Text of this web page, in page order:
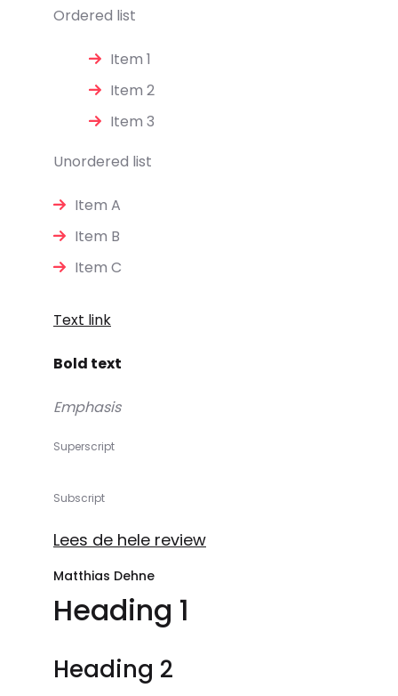
Ordered list
Item 1
Item 2
Item 3
Unordered list
Item A
Item B
Item C
Text link
Bold text
Emphasis
Superscript
Subscript
Lees de hele review
Matthias Dehne
Heading 1
Heading 2